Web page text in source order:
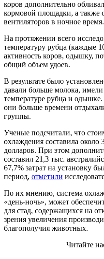
коров дополнительно
кормовой площадки, а
вентиляторов в ночное время.
На протяжении всего
температуру рубца (каждые
активность коров, одышку,
общий объем удоев.
В результате было
давали больше молока,
температуре рубца и
они больше времени
группы.
Ученые подсчитали, что
охлаждения составила около
долларов. При этом
составил 21,3 тыс.
67,7% затрат на установку
период, отметили
По их мнению, система
«день-ночь», может
для стад, содержащихся на
зрения увеличения
благополучия животных.
Читайте